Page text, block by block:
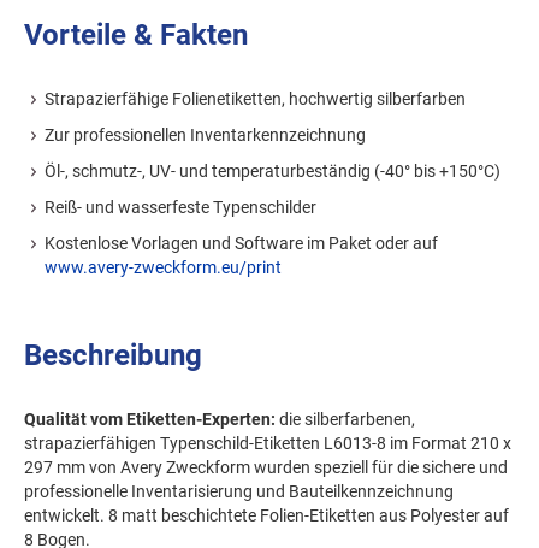
Vorteile & Fakten
Strapazierfähige Folienetiketten, hochwertig silberfarben
Zur professionellen Inventarkennzeichnung
Öl-, schmutz-, UV- und temperaturbeständig (-40° bis +150°C)
Reiß- und wasserfeste Typenschilder
Kostenlose Vorlagen und Software im Paket oder auf
www.avery-zweckform.eu/print
Beschreibung
Qualität vom Etiketten-Experten: die silberfarbenen,
strapazierfähigen Typenschild-Etiketten L6013-8 im Format 210 x
297 mm von Avery Zweckform wurden speziell für die sichere und
professionelle Inventarisierung und Bauteilkennzeichnung
entwickelt. 8 matt beschichtete Folien-Etiketten aus Polyester auf
8 Bogen.